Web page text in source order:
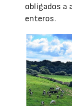
obligados a
enteros.